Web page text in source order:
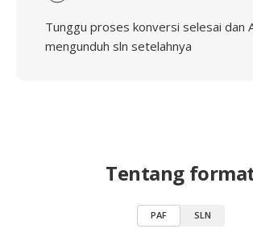
Tunggu proses konversi selesai dan
mengunduh sln setelahnya
Tentang
PAF SLN